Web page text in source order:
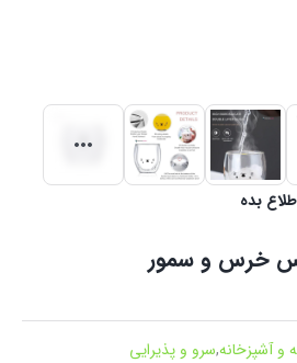
بده
خرس و سمور
و آشپزخانه,سرو و پذیرایی